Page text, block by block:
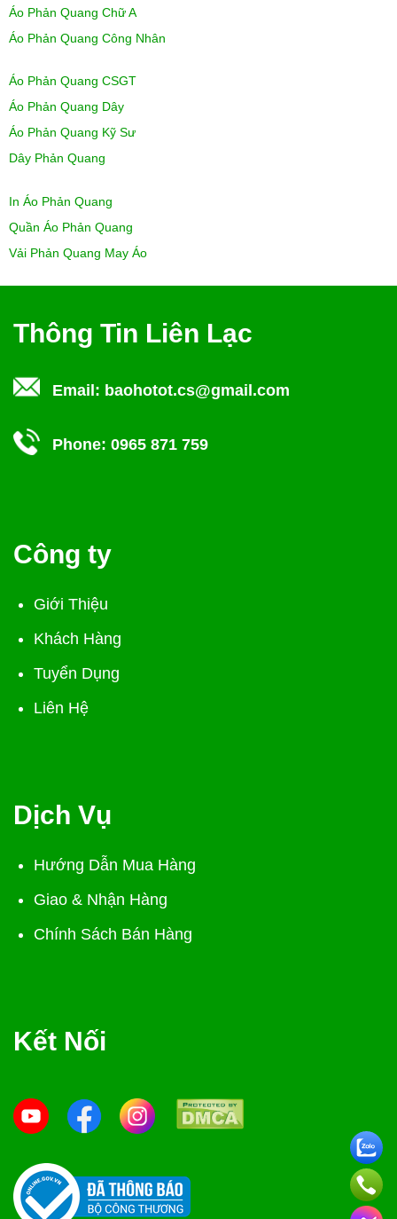
Áo Phản Quang Chữ A
Áo Phản Quang Công Nhân
Áo Phản Quang CSGT
Áo Phản Quang Dây
Áo Phản Quang Kỹ Sư
Dây Phản Quang
In Áo Phản Quang
Quần Áo Phản Quang
Vải Phản Quang May Áo
Thông Tin Liên Lạc
Email: baohotot.cs@gmail.com
Phone: 0965 871 759
Công ty
Giới Thiệu
Khách Hàng
Tuyển Dụng
Liên Hệ
Dịch Vụ
Hướng Dẫn Mua Hàng
Giao & Nhận Hàng
Chính Sách Bán Hàng
Kết Nối